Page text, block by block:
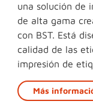
una solución de
de alta gama
con BST. Está
calidad de las
impresión de
Más